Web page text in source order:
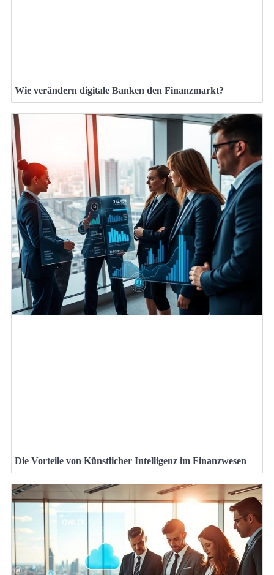
Wie verändern digitale Banken den Finanzmarkt?
Die Vorteile von Künstlicher Intelligenz im Finanzwesen